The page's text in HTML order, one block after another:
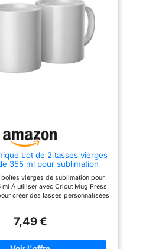
ondes. Elles sont bien
équilibrées, confortables
dans la main et faciles à
tenir. Cet ensemble unique
combine cette technique
avec une porcelaine
osseuse, ce qui donne une
finition lisse et plate à
Lot de 2 tasses vierges
355 ml pour sublimation
2007821, 2 Unité, 2-
pack
vierges de sublimation pour
ml À utiliser avec Cricut Mug Press
créer des tasses personnalisées
avec Cricut Mug Press
7,49 €